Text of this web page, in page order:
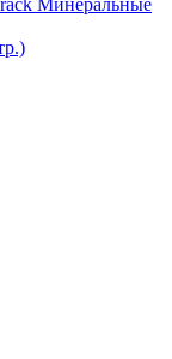
Минеральные